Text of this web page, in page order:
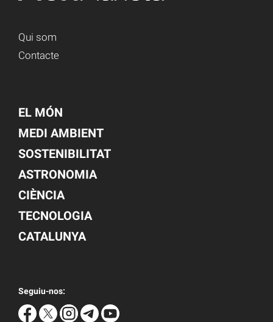
Qui som
Contacte
EL MÓN
MEDI AMBIENT
SOSTENIBILITAT
ASTRONOMIA
CIÈNCIA
TECNOLOGIA
CATALUNYA
Seguiu-nos: